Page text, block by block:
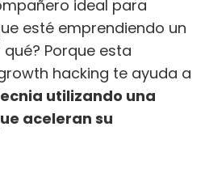
ideal para
esté emprendiendo un
Porque esta
hacking te ayuda a
utilizando una
aceleran su